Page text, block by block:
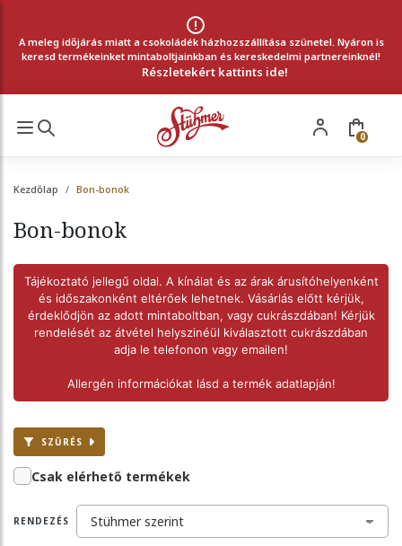
A meleg időjárás miatt a csokoládék házhozszállítása szünetel. Nyáron is
keresd termékeinket mintaboltjainkban és kereskedelmi partnereinknél!
Részletekért kattints ide!
0
Kezdőlap Bon-bonok
Bon-bonok
Tájékoztató jellegű oldal. A kínálat és az árak árusítóhelyenként
és időszakonként eltérőek lehetnek. Vásárlás előtt kérjük,
érdeklődjön az adott mintaboltban, vagy cukrászdában! Kérjük
rendelését az átvétel helyszinéül kiválasztott cukrászdában
adja le telefonon vagy emailen!
Allergén információkat lásd a termék adatlapján!
SZŰRÉS
Csak elérhető termékek
RENDEZÉS